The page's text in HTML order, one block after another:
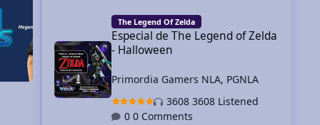
Cosplay
Gaming Spree
The Legend Of Zelda
Especial de The Legend of Zelda
- Halloween
Primordia Gamers NLA, PGNLA
3608 Listened
0 Comments